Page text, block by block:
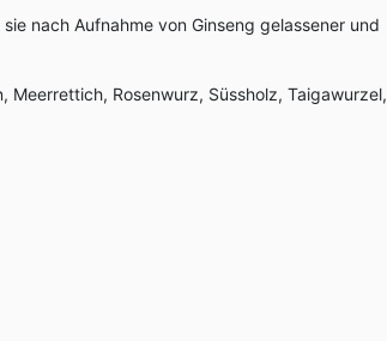
nach Aufnahme von Ginseng gelassener und
Meerrettich, Rosenwurz, Süssholz, Taigawurzel,